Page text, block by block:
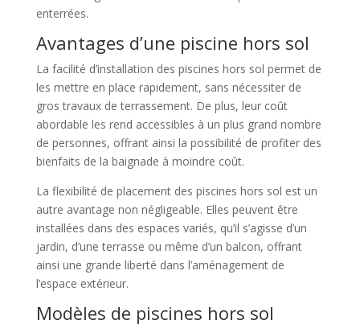
enterrées.
Avantages d’une piscine hors sol
La facilité d’installation des piscines hors sol permet de
les mettre en place rapidement, sans nécessiter de
gros travaux de terrassement. De plus, leur coût
abordable les rend accessibles à un plus grand nombre
de personnes, offrant ainsi la possibilité de profiter des
bienfaits de la baignade à moindre coût.
La flexibilité de placement des piscines hors sol est un
autre avantage non négligeable. Elles peuvent être
installées dans des espaces variés, qu’il s’agisse d’un
jardin, d’une terrasse ou même d’un balcon, offrant
ainsi une grande liberté dans l’aménagement de
l’espace extérieur.
Modèles de piscines hors sol